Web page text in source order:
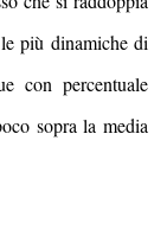
più dinamiche di
con percentuale
sopra la media